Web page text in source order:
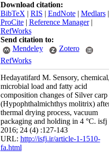
Download citation:
BibTeX | RIS | EndNote| Medlars|
ProCite| Reference Manager|
RefWorks
Send citation to:
Mendeley
Zotero
RefWorks
Hedayatifard M. Sensory, chemical,
microbial load and fatty acid
composition changes of Silver carp
(Hypophthalmichthys molitrix)
thermal drying process, vacuum
packaging and holding in 4 °C. isfj
2016; 24 (4) :127-143
URL: http://isfj.ir/article-1-1510-
fa.html